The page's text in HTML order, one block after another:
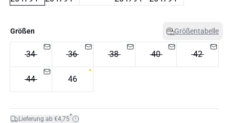
Größen Größentabelle
34 36 38 40 42
44 46
Lieferung ab €4,75*